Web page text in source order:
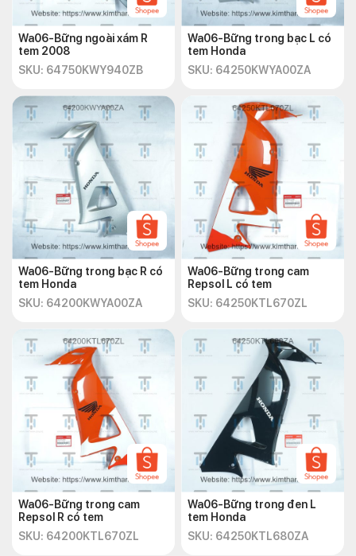
Wa06-Bững ngoài xám R
tem 2008
SKU: 64750KWY940ZB
Wa06-Bững trong bạc L có
tem Honda
SKU: 64250KWYA00ZA
Wa06-Bững trong bạc R có
tem Honda
SKU: 64200KWYA00ZA
Wa06-Bững trong cam
Repsol L có tem
SKU: 64250KTL670ZL
Wa06-Bững trong cam
Repsol R có tem
SKU: 64200KTL670ZL
Wa06-Bững trong đen L
tem Honda
SKU: 64250KTL680ZA